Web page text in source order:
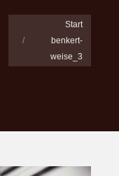
Sie befinden sich
hier:
Start
benkert-
weise_3